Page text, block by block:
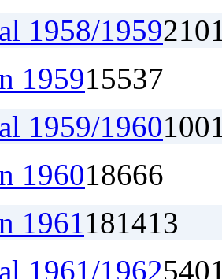
1958/1959210
195915537
1959/1960100
196018666
1961181413
1961/1962540